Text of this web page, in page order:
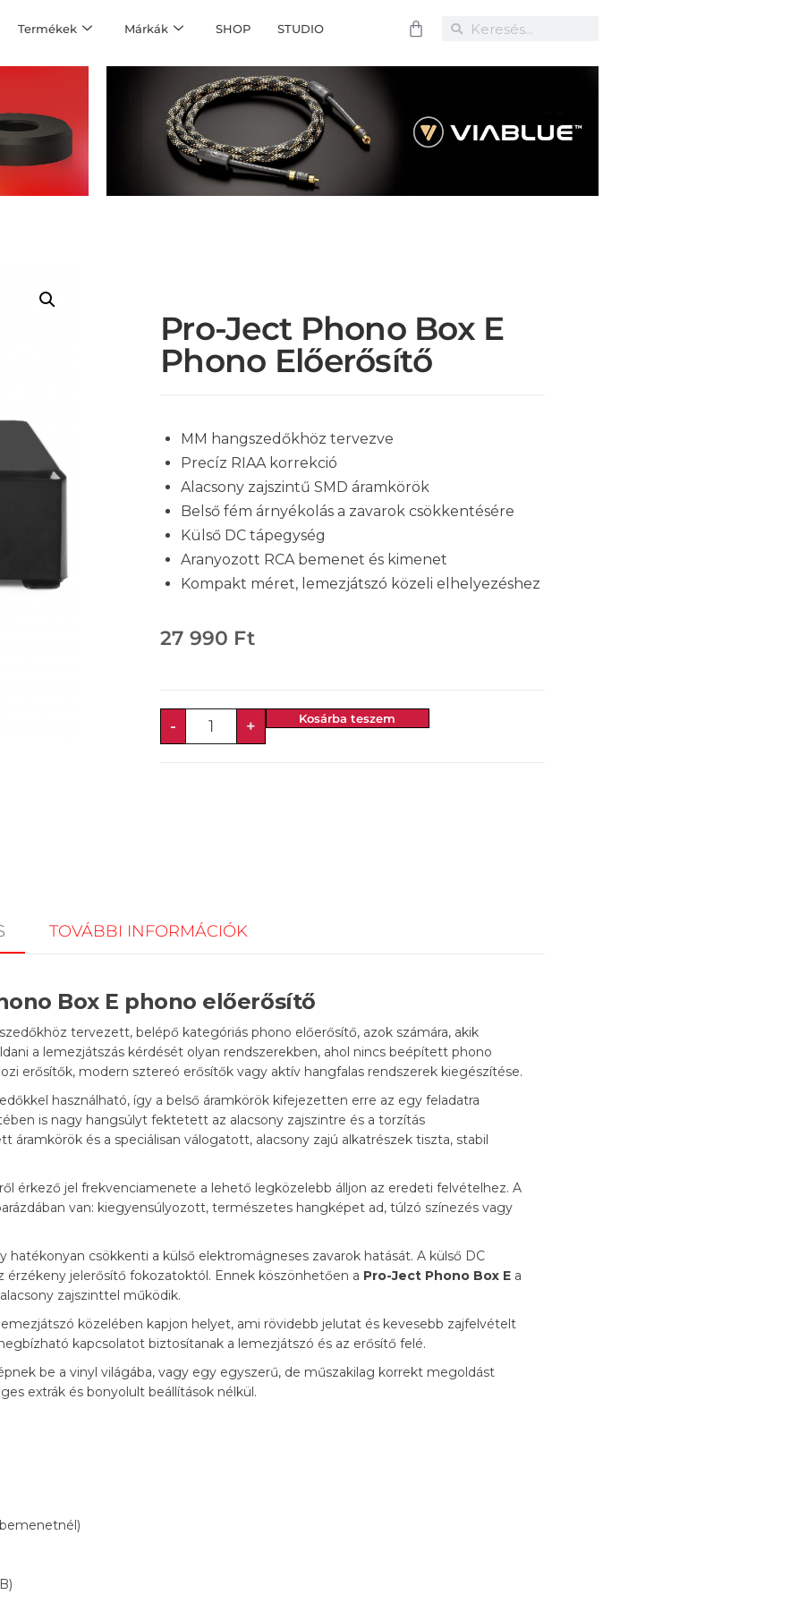
Termékek Márkák SHOP STUDIO
Pro-Ject Phono Box E
Phono Előerősítő
MM hangszedőkhöz tervezve
Precíz RIAA korrekció
Alacsony zajszintű SMD áramkörök
Belső fém árnyékolás a zavarok csökkentésére
Külső DC tápegység
Aranyozott RCA bemenet és kimenet
Kompakt méret, lemezjátszó közeli elhelyezéshez
27 990 Ft
- + Kosárba teszem
TOVÁBBI INFORMÁCIÓK
Box E phono előerősítő
tervezett, belépő kategóriás phono előerősítő, azok számára, akik
a lemezjátszás kérdését olyan rendszerekben, ahol nincs beépített phono
erősítők, modern sztereó erősítők vagy aktív hangfalas rendszerek kiegészítése.
használható, így a belső áramkörök kifejezetten erre az egy feladatra
is nagy hangsúlyt fektetett az alacsony zajszintre és a torzítás
áramkörök és a speciálisan válogatott, alacsony zajú alkatrészek tiszta, stabil
érkező jel frekvenciamenete a lehető legközelebb álljon az eredeti felvételhez. A
van: kiegyensúlyozott, természetes hangképet ad, túlzó színezés vagy
hatékonyan csökkenti a külső elektromágneses zavarok hatását. A külső DC
jelerősítő fokozatoktól. Ennek köszönhetően a Pro-Ject Phono Box E a
zajszinttel működik.
közelében kapjon helyet, ami rövidebb jelutat és kevesebb zajfelvételt
kapcsolatot biztosítanak a lemezjátszó és az erősítő felé.
be a vinyl világába, vagy egy egyszerű, de műszakilag korrekt megoldást
extrák és bonyolult beállítások nélkül.